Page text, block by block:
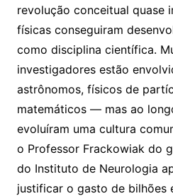
revolução conceitual quase
físicas conseguiram
como disciplina científica.
investigadores estão
astrônomos, físicos de
matemáticos — mas ao
evoluíram uma cultura
o Professor Frackowiak do
do Instituto de Neurologia
justificar o gasto de bilhões